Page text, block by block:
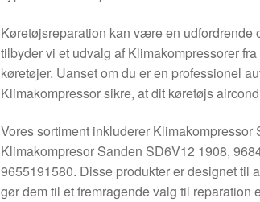
Køretøjsreparation kan være en
tilbyder vi et udvalg af Klimakompressorer
køretøjer. Uanset om du er en professionel
Klimakompressor sikre, at dit køretøjs
Vores sortiment inkluderer
Klimakompresor Sanden SD6V12 1908,
9655191580. Disse produkter er designet til
gør dem til et fremragende valg til reparation